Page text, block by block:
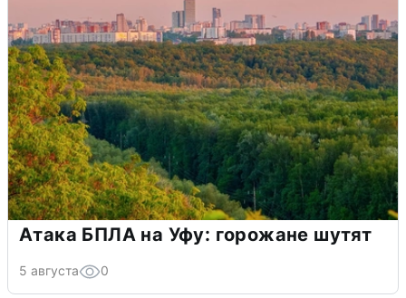
Атака БПЛА на Уфу: горожане шутят
5 августа 0